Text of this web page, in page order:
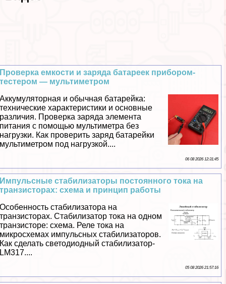
Проверка емкости и заряда батареек прибором-
тестером — мультиметром
Аккумуляторная и обычная батарейка:
технические хаpaктеристики и основные
различия. Проверка заряда элемента
питания с помощью мультиметра без
нагрузки. Как проверить заряд батарейки
мультиметром под нагрузкой....
06 08 2026 12:31:45
Импульсные стабилизаторы постоянного тока на
транзисторах: схема и принцип работы
Особенность стабилизатора на
транзисторах. Стабилизатор тока на одном
транзисторе: схема. Реле тока на
микросхемах импульсных стабилизаторов.
Как сделать светодиодный стабилизатор-
LM317....
05 08 2026 21:57:16